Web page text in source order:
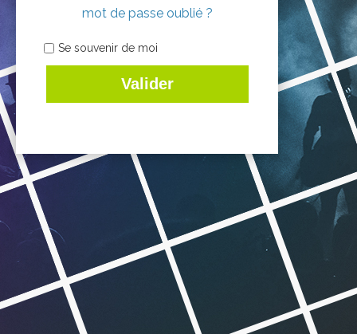
mot de passe oublié ?
Se souvenir de moi